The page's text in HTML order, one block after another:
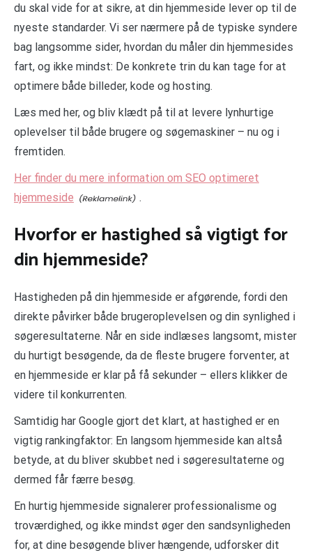
du skal vide for at sikre, at din hjemmeside lever op til de
nyeste standarder. Vi ser nærmere på de typiske syndere
bag langsomme sider, hvordan du måler din hjemmesides
fart, og ikke mindst: De konkrete trin du kan tage for at
optimere både billeder, kode og hosting.
Læs med her, og bliv klædt på til at levere lynhurtige
oplevelser til både brugere og søgemaskiner – nu og i
fremtiden.
Her finder du mere information om SEO optimeret
hjemmeside
.
Hvorfor er hastighed så vigtigt for
din hjemmeside?
Hastigheden på din hjemmeside er afgørende, fordi den
direkte påvirker både brugeroplevelsen og din synlighed i
søgeresultaterne. Når en side indlæses langsomt, mister
du hurtigt besøgende, da de fleste brugere forventer, at
en hjemmeside er klar på få sekunder – ellers klikker de
videre til konkurrenten.
Samtidig har Google gjort det klart, at hastighed er en
vigtig rankingfaktor: En langsom hjemmeside kan altså
betyde, at du bliver skubbet ned i søgeresultaterne og
dermed får færre besøg.
En hurtig hjemmeside signalerer professionalisme og
troværdighed, og ikke mindst øger den sandsynligheden
for, at dine besøgende bliver hængende, udforsker dit